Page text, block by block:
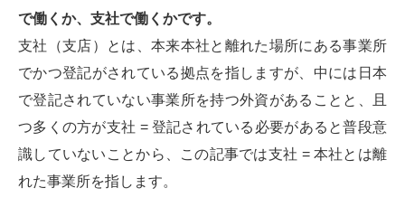
で働くか、支社で働くかです。
支社（支店）とは、本来本社と離れた場所にある事業所
でかつ登記がされている拠点を指しますが、中には日本
で登記されていない事業所を持つ外資があることと、且
つ多くの方が支社 = 登記されている必要があると普段意
識していないことから、この記事では支社 = 本社とは離
れた事業所を指します。